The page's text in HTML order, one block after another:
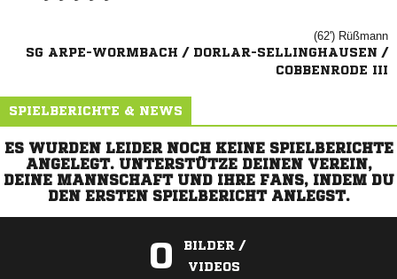
(62') 
SG ARPE-WORMBACH / DORLAR-SELLINGHAUSEN /
COBBENRODE III
SPIELBERICHTE & NEWS
ES WURDEN LEIDER NOCH KEINE SPIELBERICHTE
ANGELEGT. UNTERSTÜTZE DEINEN VEREIN,
DEINE MANNSCHAFT UND IHRE FANS, INDEM DU
DEN ERSTEN SPIELBERICHT ANLEGST.
0
BILDER /
VIDEOS